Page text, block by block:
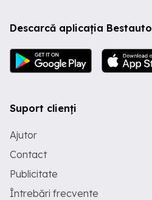
Descarcă aplicația Bestauto
Suport clienți
Ajutor
Contact
Publicitate
Întrebări frecvente